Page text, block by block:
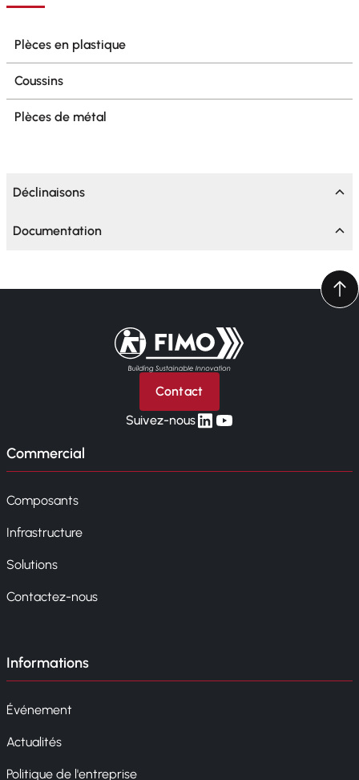
Plèces en plastique
Coussins
Plèces de métal
Déclinaisons
Documentation
Retour à l'accueil
Contact
Suivez-nouslinkedin
yt
Commercial
Composants
Infrastructure
Solutions
Contactez-nous
Informations
Événement
Actualités
Politique de l'entreprise